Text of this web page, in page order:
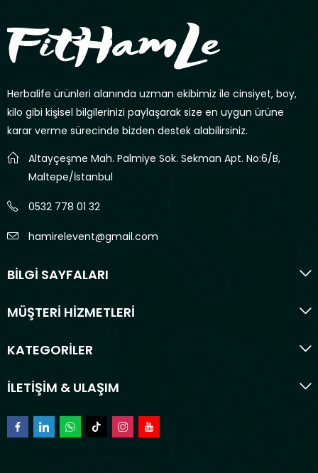
Herbalife ürünleri alanında uzman ekibimiz ile cinsiyet, boy,
kilo gibi kişisel bilgilerinizi paylaşarak size en uygun ürüne
karar verme sürecinde bizden destek alabilirsiniz.
Altayçeşme Mah. Palmiye Sok. Sekman Apt. No:6/B,
Maltepe/İstanbul
0532 778 01 32
hamirelevent@gmail.com
BİLGİ SAYFALARI
MÜŞTERİ HİZMETLERİ
KATEGORİLER
İLETİŞİM & ULAŞIM